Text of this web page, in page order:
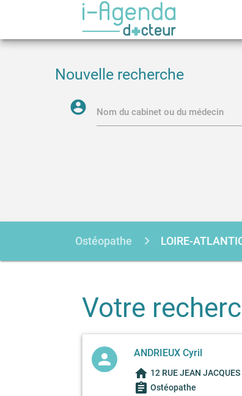
Nouvelle recherche
account_circle Nom du cabinet ou du médecin
Ostéopathe LOIRE-
Votre
person ANDRIEUX Cyril
home 12 RUE JEAN
assignment Ostéopathe